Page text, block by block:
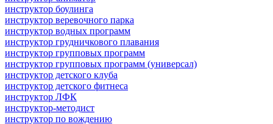
инструктор боулинга
инструктор веревочного парка
инструктор водных программ
инструктор грудничкового плавания
инструктор групповых программ
инструктор групповых программ (универсал)
инструктор детского клуба
инструктор детского фитнеса
инструктор ЛФК
инструктор-методист
инструктор по вождению